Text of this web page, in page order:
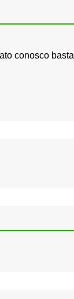
conosco basta